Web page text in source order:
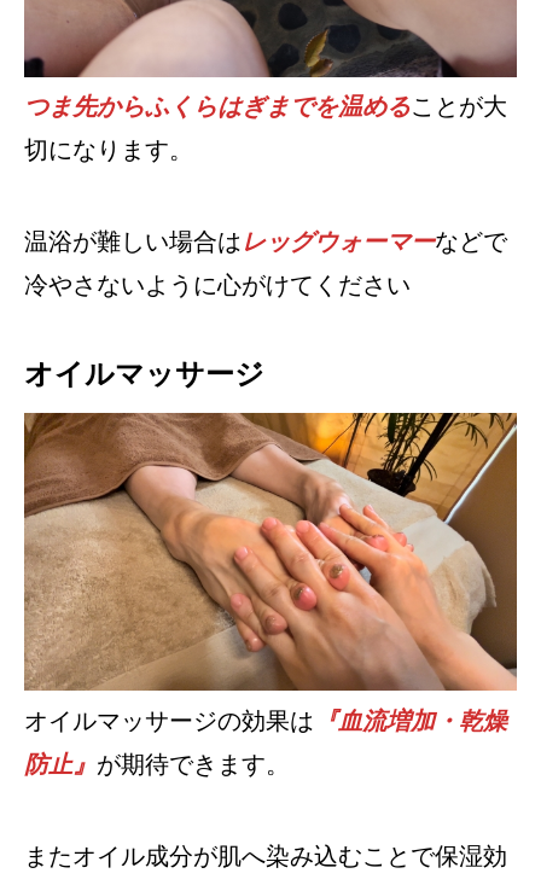
つま先からふくらはぎまでを温めることが大
切になります。
温浴が難しい場合は レッグウォーマーなどで
冷やさないように心がけてください
オイルマッサージ
オイルマッサージの効果は 『血流増加・乾燥
防止』 が期待できます。
またオイル成分が肌へ染み込むことで保湿効